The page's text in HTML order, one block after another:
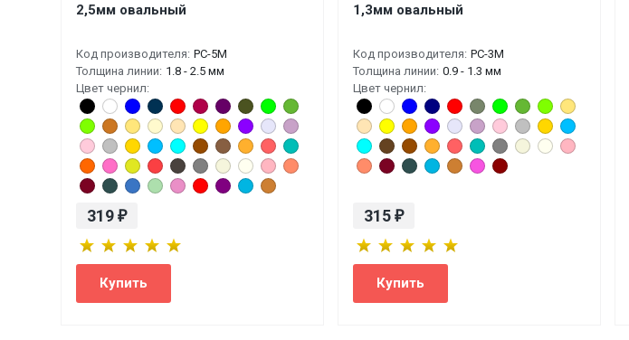
2,5мм овальный
Код производителя: PC-5M
Толщина линии: 1.8 - 2.5 мм
Цвет чернил:
319 ₽
1,3мм овальный
Код производителя: PC-3M
Толщина линии: 0.9 - 1.3 мм
Цвет чернил:
315 ₽